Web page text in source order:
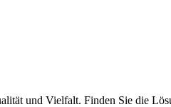
und Vielfalt. Finden Sie die